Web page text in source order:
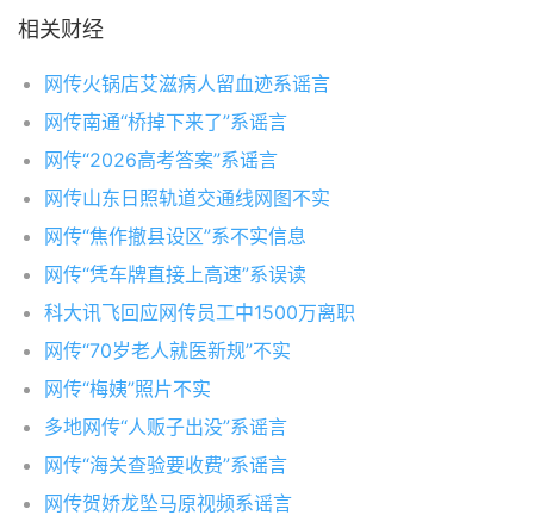
相关财经
网传火锅店艾滋病人留血迹系谣言
网传南通“桥掉下来了”系谣言
网传“2026高考答案”系谣言
网传山东日照轨道交通线网图不实
网传“焦作撤县设区”系不实信息
网传“凭车牌直接上高速”系误读
科大讯飞回应网传员工中1500万离职
网传“70岁老人就医新规”不实
网传“梅姨”照片不实
多地网传“人贩子出没”系谣言
网传“海关查验要收费”系谣言
网传贺娇龙坠马原视频系谣言